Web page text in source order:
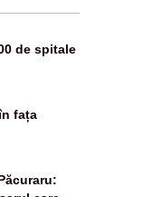
de spitale
fața